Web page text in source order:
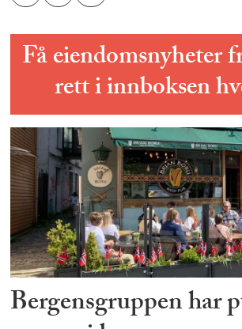
Få eiendomsnyheter
rett i innboksen
Bergensgruppen har